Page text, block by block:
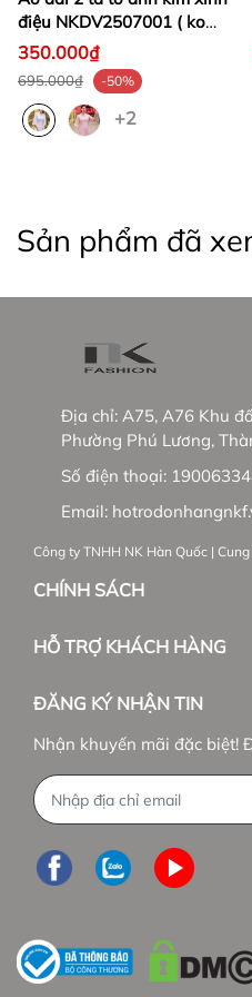
điệu NKDV2507001 ( ko
kèm quần + PK)
350.000₫
695.000₫ -50%
+2
Sản phẩm đã
Địa chỉ: A75, A76 Khu
Phường Phú Lương,
Số điện thoại:
Email:
Công ty TNHH NK Hàn Quốc |
CHÍNH SÁCH
HỖ TRỢ KHÁCH HÀNG
ĐĂNG KÝ NHẬN TIN
Nhận khuyến mãi đặc biệt!